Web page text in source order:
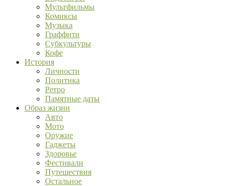
Мультфильмы
Комиксы
Музыка
Граффити
Субкультуры
Кофе
История
Личности
Политика
Ретро
Памятные даты
Образ жизни
Авто
Мото
Оружие
Гаджеты
Здоровье
Фестивали
Путешествия
Остальное